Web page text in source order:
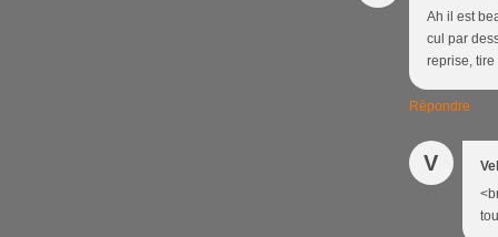
Ah il est
cul par
reprise,
Répondre
V